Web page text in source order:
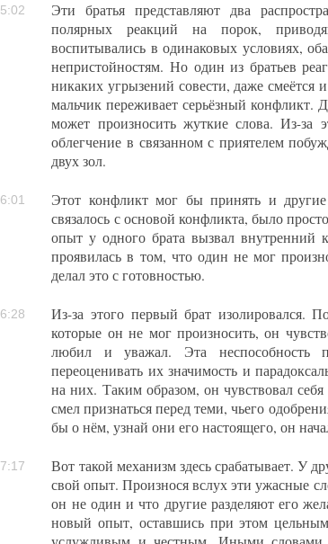
Эти братья представляют два
полярных реакций на порок,
воспитывались в одинаковых условиях,
непристойностям. Но один из братьев
никаких угрызений совести, даже
мальчик переживает серьёзный конфликт.
может произносить жуткие слова. Из-за
облегчение в связанном с приятелем
двух зол.
Этот конфликт мог бы принять и
связалось с основой конфликта, было
опыт у одного брата вызвал
проявилась в том, что один не мог
делал это с готовностью.
Из-за этого первый брат изолировался.
которые он не мог произносить, он
любил и уважал. Эта неспособность
переоценивать их значимость и
на них. Таким образом, он чувствовал
смел признаться перед теми, чьего
бы о нём, узнай они его настоящего, он
Вот такой механизм здесь срабатывает. У
свой опыт. Произнося вслух эти ужасные
он не один и что другие разделяют его
новый опыт, оставшись при этом